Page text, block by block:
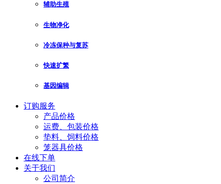
辅助生殖
生物净化
冷冻保种与复苏
快速扩繁
基因编辑
订购服务
产品价格
运费、包装价格
垫料、饲料价格
笼器具价格
在线下单
关于我们
公司简介